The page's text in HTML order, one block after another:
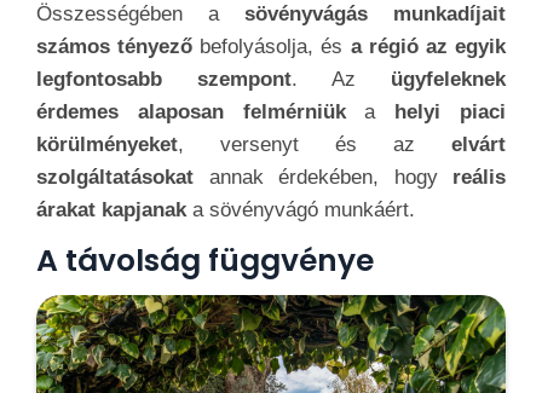
Összességében a sövényvágás munkadíjait
számos tényező befolyásolja, és a régió az egyik
legfontosabb szempont. Az ügyfeleknek
érdemes alaposan felmérniüka helyi piaci
körülményeket, versenyt és az elvárt
szolgáltatásokat annak érdekében, hogy reális
árakat kapjanak a sövényvágó munkáért.
A távolság függvénye